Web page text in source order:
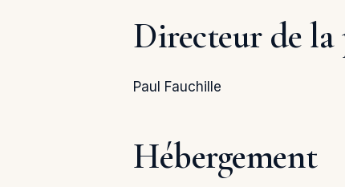
Directeur de
Paul Fauchille
Hébergement